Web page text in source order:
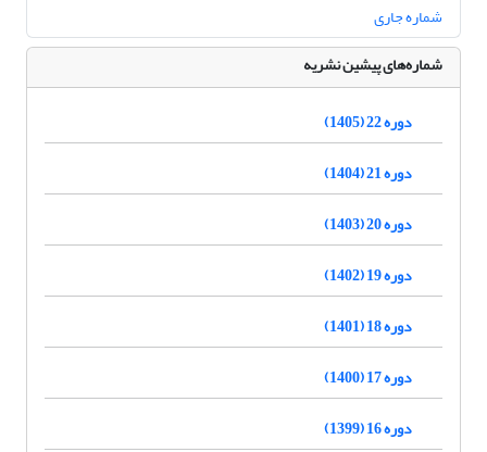
شماره جاری
شماره‌های پیشین نشریه
دوره 22 (1405)
دوره 21 (1404)
دوره 20 (1403)
دوره 19 (1402)
دوره 18 (1401)
دوره 17 (1400)
دوره 16 (1399)